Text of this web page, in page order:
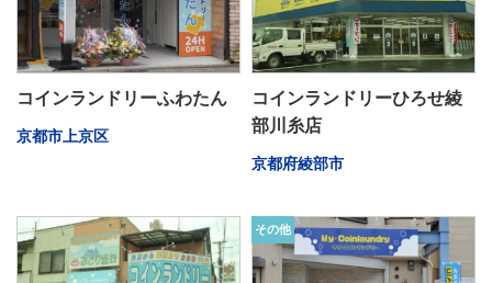
コインランドリーふわたん
京都市上京区
コインランドリーひろせ綾
部川糸店
京都府綾部市
その他